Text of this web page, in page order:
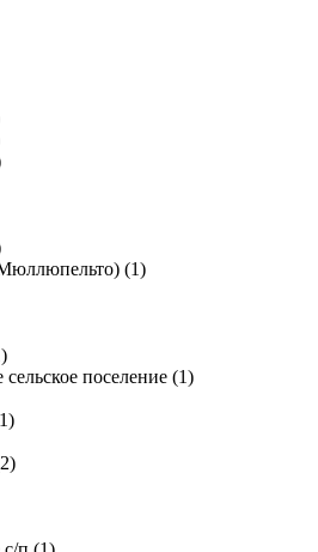
(1)
поселение (1)